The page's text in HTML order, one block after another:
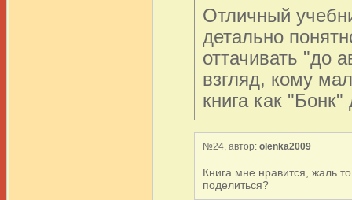
Отличный
детально
оттачивать "до
взгляд, кому
книга как
№24, автор: olenka2009
Книга мне нравится, жаль
поделиться?